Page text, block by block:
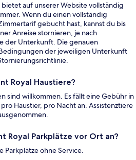
bietet auf unserer Website vollständig
Wenn du einen vollständig
gebucht hast, kannst du bis
Anreise stornieren, je nach
der Unterkunft. Die genauen
der jeweiligen Unterkunft
Royal Haustiere?
sind willkommen. Es fällt eine Gebühr in
pro Haustier, pro Nacht an. Assistenztiere
Royal Parkplätze vor Ort an?
Parkplätze ohne Service.